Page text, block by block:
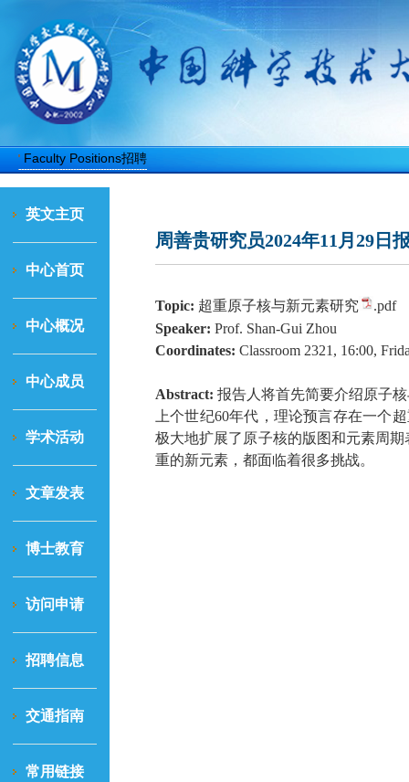
Faculty Positions招聘
英文主页
中心首页
中心概况
中心成员
学术活动
文章发表
博士教育
访问申请
招聘信息
交通指南
常用链接
周善贵研究员2024年11月29日
Topic: 超重原子核与新元素研究
.pdf
Speaker: Prof. Shan-Gui Zhou
Coordinates: Classroom 2321, 16:00,
Abstract: 报告人将首先简要介绍原子
上个世纪60年代，理论预言存在一个
极大地扩展了原子核的版图和元素周
重的新元素，都面临着很多挑战。